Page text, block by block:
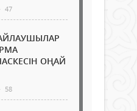
47
ОҢАЙ
58